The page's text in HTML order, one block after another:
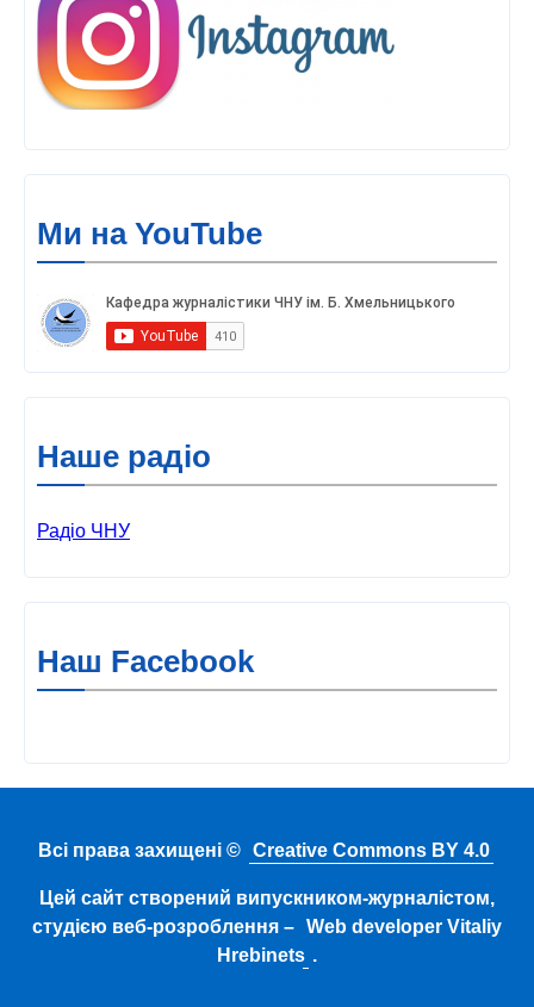
Ми на YouTube
Наше радіо
Радіо ЧНУ
Наш Facebook
Всі права захищені © Creative Commons BY 4.0
Цей сайт створений випускником-журналістом,
студією веб-розроблення – Web developer Vitaliy
Hrebinets .